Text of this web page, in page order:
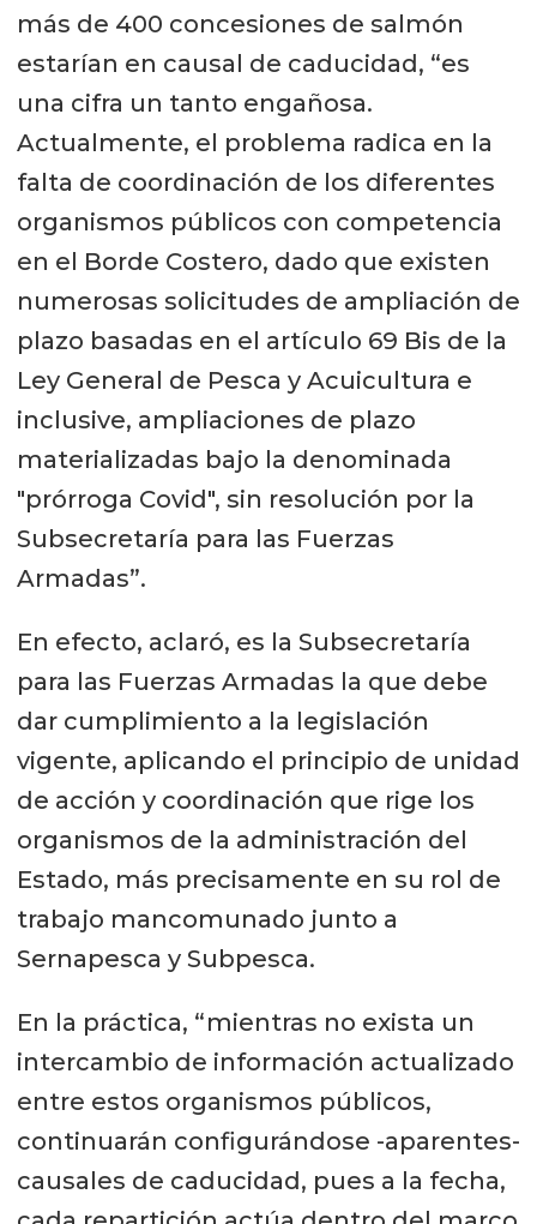
más de 400 concesiones de salmón
estarían en causal de caducidad, “es
una cifra un tanto engañosa.
Actualmente, el problema radica en la
falta de coordinación de los diferentes
organismos públicos con competencia
en el Borde Costero, dado que existen
numerosas solicitudes de ampliación de
plazo basadas en el artículo 69 Bis de la
Ley General de Pesca y Acuicultura e
inclusive, ampliaciones de plazo
materializadas bajo la denominada
"prórroga Covid", sin resolución por la
Subsecretaría para las Fuerzas
Armadas”.
En efecto, aclaró, es la Subsecretaría
para las Fuerzas Armadas la que debe
dar cumplimiento a la legislación
vigente, aplicando el principio de unidad
de acción y coordinación que rige los
organismos de la administración del
Estado, más precisamente en su rol de
trabajo mancomunado junto a
Sernapesca y Subpesca.
En la práctica, “mientras no exista un
intercambio de información actualizado
entre estos organismos públicos,
continuarán configurándose -aparentes-
causales de caducidad, pues a la fecha,